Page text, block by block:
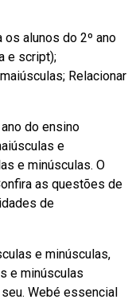
alunos do 2º ano
e script);
Relacionar
do ensino
e
e minúsculas. O
as questões de
de
e minúsculas,
e minúsculas
Webé essencial